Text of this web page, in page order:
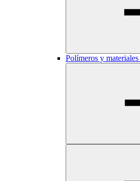
Polímeros y